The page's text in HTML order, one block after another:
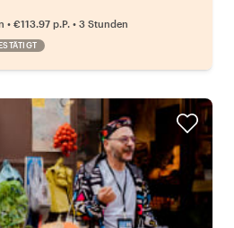
• €113.97 p.P. • 3 Stunden